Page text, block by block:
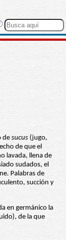
de sucus (jugo,
de que el
lavada, llena de
sudados, el
Palabras de
succión y
en germánico la
de la que